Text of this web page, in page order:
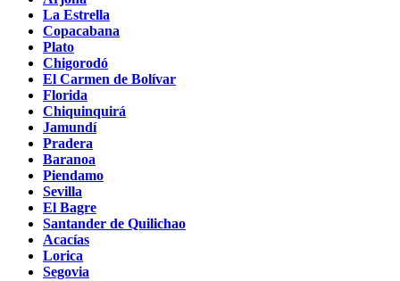
La Estrella
Copacabana
Plato
Chigorodó
El Carmen de Bolívar
Florida
Chiquinquirá
Jamundí
Pradera
Baranoa
Piendamo
Sevilla
El Bagre
Santander de Quilichao
Acacías
Lorica
Segovia